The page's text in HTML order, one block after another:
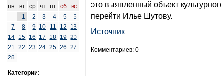
пн вт ср чт пт сб
вс
1
2 3 4 5
6
7
8 9 10 11 12
13
14 15 16 17 18 19 20
21
22 23 24 25 26
27
28
Категории:
это выявленный объект
перейти Илье Шутову.
Источник
Комментариев: 0